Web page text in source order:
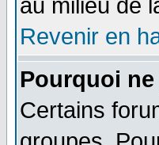
au milieu de
Revenir en
Pourquoi
Certains